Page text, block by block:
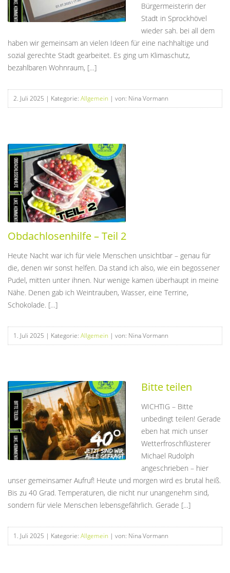
Bürgermeisterin der
Stadt in Sprockhövel
wieder sah. bei all dem
haben wir gemeinsam an vielen Ideen für eine nachhaltige und
sozial gerechte Stadt gearbeitet. Es ging um Klimaschutz,
bezahlbaren Wohnraum, […]
2. Juli 2025 | Kategorie: Allgemein | von: Nina Vormann
Obdachlosenhilfe – Teil 2
Heute Nacht war ich für viele Menschen unsichtbar – genau für
die, denen wir sonst helfen. Da stand ich also, wie ein begossener
Pudel, mitten unter ihnen. Nur wenige kamen überhaupt in meine
Nähe. Denen gab ich Weintrauben, Wasser, eine Terrine,
Schokolade. […]
1. Juli 2025 | Kategorie: Allgemein | von: Nina Vormann
Bitte teilen
WICHTIG – Bitte
unbedingt teilen! Gerade
eben hat mich unser
Wetterfroschflüsterer
Michael Rudolph
angeschrieben – hier
unser gemeinsamer Aufruf! Heute und morgen wird es brutal heiß.
Bis zu 40 Grad. Temperaturen, die nicht nur unangenehm sind,
sondern für viele Menschen lebensgefährlich. Gerade […]
1. Juli 2025 | Kategorie: Allgemein | von: Nina Vormann